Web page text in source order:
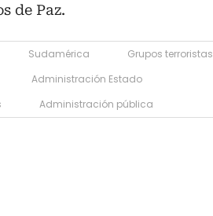
de Paz.
Sudamérica
Grupos terroristas
Administración Estado
Administración pública